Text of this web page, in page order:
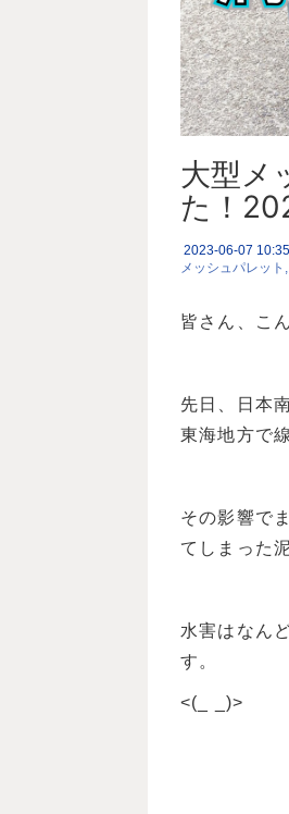
大型メ
た！
2023-06-07 10:35
メッシュパレット
皆さん、こ
先日、日本
東海地方で
その影響で
てしまった
水害はなん
す。
<(_ _)>